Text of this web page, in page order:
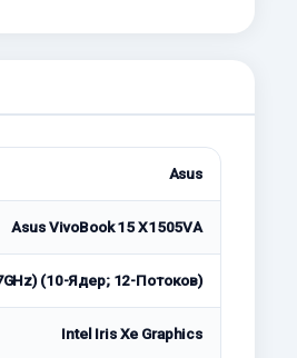
Asus
Asus VivoBook 15 X1505VA
(10-Ядер; 12-Потоков)
Intel Iris Xe Graphics